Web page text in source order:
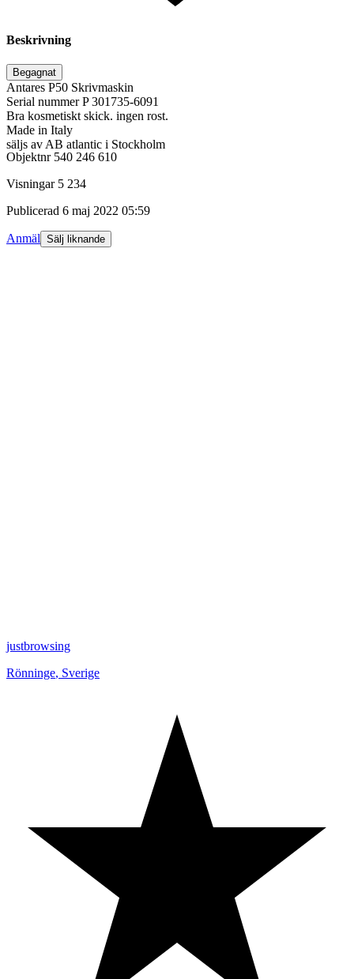
Beskrivning
Begagnat
Antares P50 Skrivmaskin
Serial nummer P 301735-6091
Bra kosmetiskt skick. ingen rost.
Made in Italy
säljs av AB atlantic i Stockholm
Objektnr 540 246 610
Visningar 5 234
Publicerad 6 maj 2022 05:59
Anmäl Sälj liknande
justbrowsing
Rönninge, Sverige